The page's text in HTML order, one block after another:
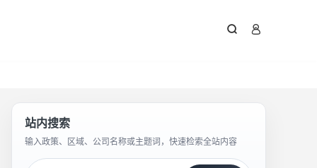
 
站内搜索
输入政策、区域、公司名称或主题词，快速检索全站内容